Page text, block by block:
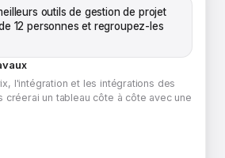
outils de gestion de projet
12 personnes et regroupez-les
l'intégration et les intégrations des
créerai un tableau côte à côte avec une